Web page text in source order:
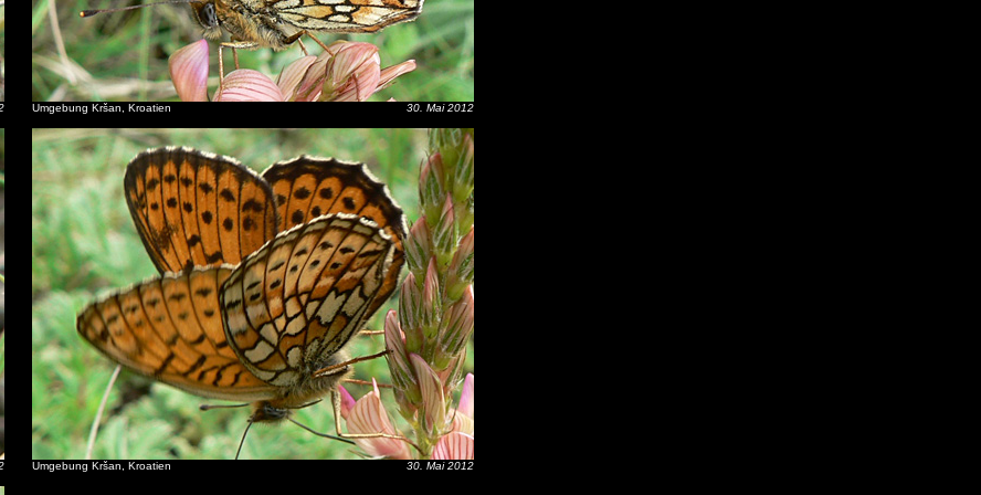
Umgebung Kršan, Kroatien 30. Mai 2012
Umgebung Kršan, Kroatien 30. Mai 2012